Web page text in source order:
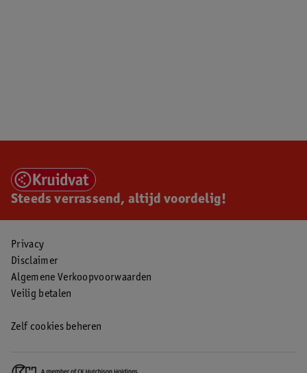
Steeds verrassend, altijd voordelig!
Privacy
Disclaimer
Algemene Verkoopvoorwaarden
Veilig betalen
Zelf cookies beheren